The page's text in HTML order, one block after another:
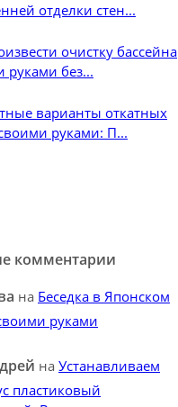
отделки стен...
очистку бассейна
руками без...
варианты откатных
руками: П...
комментарии
на Беседка в Японском
руками
на Устанавливаем
пластиковый